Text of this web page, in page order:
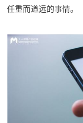
任重而道远的事情。